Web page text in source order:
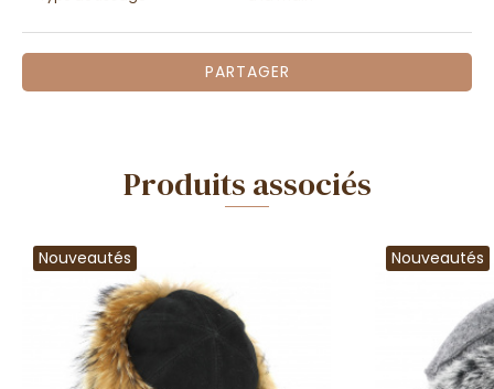
PARTAGER
Produits associés
Nouveautés Nouveautés